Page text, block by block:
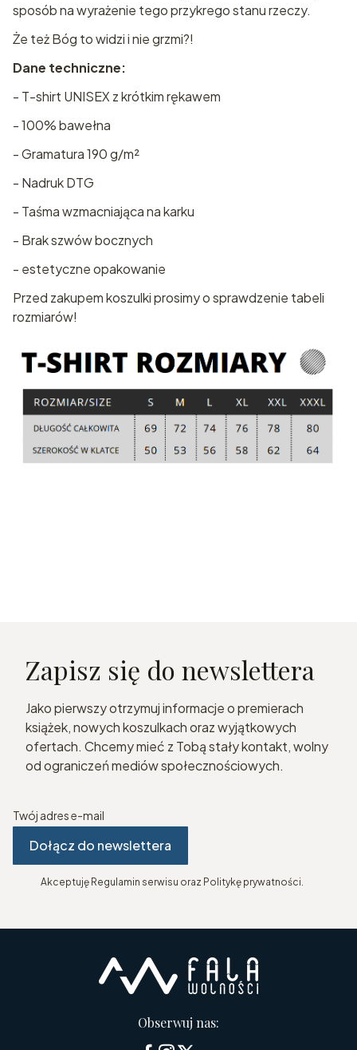
sposób na wyrażenie tego przykrego stanu rzeczy.
Że też Bóg to widzi i nie grzmi?!
Dane techniczne:
- T-shirt UNISEX z krótkim rękawem
- 100% bawełna
- Gramatura 190 g/m²
- Nadruk DTG
- Taśma wzmacniająca na karku
- Brak szwów bocznych
- estetyczne opakowanie
Przed zakupem koszulki prosimy o sprawdzenie tabeli
rozmiarów!
Zapisz się do newslettera
Jako pierwszy otrzymuj informacje o premierach
książek, nowych koszulkach oraz wyjątkowych
ofertach. Chcemy mieć z Tobą stały kontakt, wolny
od ograniczeń mediów społecznościowych.
Twój adres e-mail
Dołącz do newslettera
Akceptuję Regulamin serwisu oraz Politykę prywatności.
Obserwuj nas: